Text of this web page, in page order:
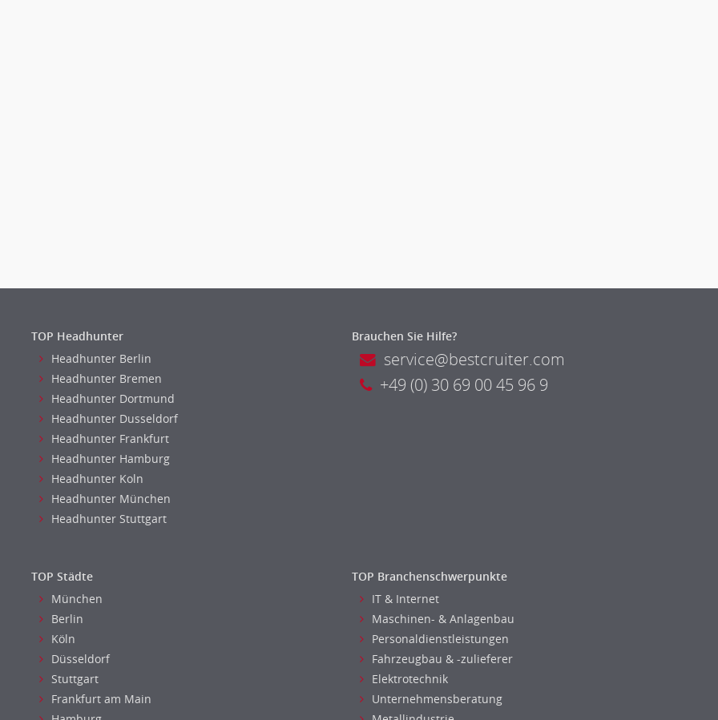
TOP Headhunter
Headhunter Berlin
Headhunter Bremen
Headhunter Dortmund
Headhunter Dusseldorf
Headhunter Frankfurt
Headhunter Hamburg
Headhunter Koln
Headhunter München
Headhunter Stuttgart
Brauchen Sie Hilfe?
service@bestcruiter.com
+49 (0) 30 69 00 45 96 9
TOP Städte
München
Berlin
Köln
Düsseldorf
Stuttgart
Frankfurt am Main
TOP Branchenschwerpunkte
IT & Internet
Maschinen- & Anlagenbau
Personaldienstleistungen
Fahrzeugbau & -zulieferer
Elektrotechnik
Unternehmensberatung